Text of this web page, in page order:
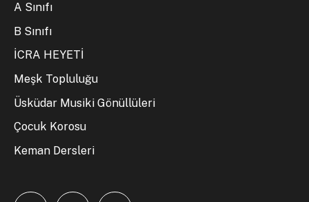
A Sınıfı
B Sınıfı
İCRA HEYETİ
Meşk Topluluğu
Üsküdar Musiki Gönüllüleri
Çocuk Korosu
Keman Dersleri